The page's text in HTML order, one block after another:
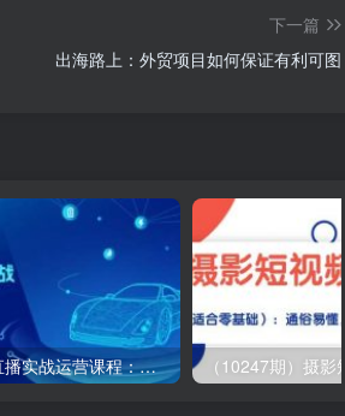
下一篇
出海路上：外贸项目如何保证有利可图
二手车+直播实战运营课程：直播推荐/短视频推荐/千川投放/直播全流程